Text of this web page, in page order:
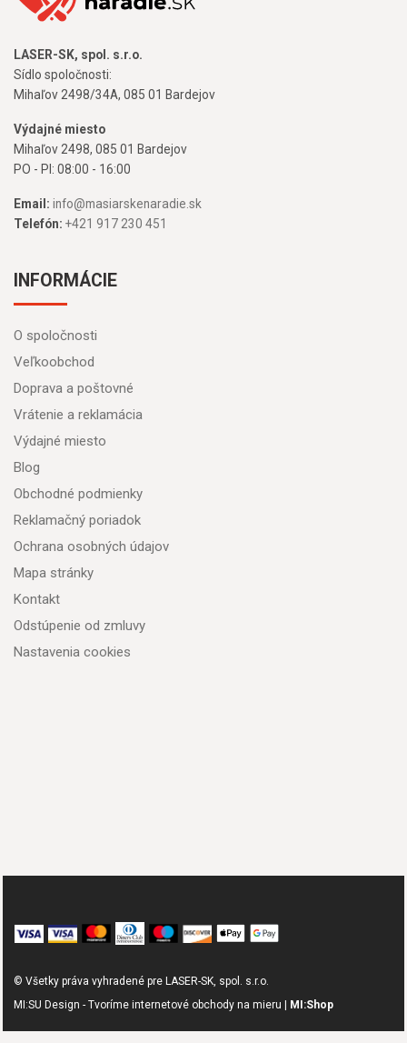
LASER-SK, spol. s.r.o.
Sídlo spoločnosti:
Mihaľov 2498/34A, 085 01 Bardejov
Výdajné miesto
Mihaľov 2498, 085 01 Bardejov
PO - PI: 08:00 - 16:00
Email: info@masiarskenaradie.sk
Telefón: +421 917 230 451
INFORMÁCIE
O spoločnosti
Veľkoobchod
Doprava a poštovné
Vrátenie a reklamácia
Výdajné miesto
Blog
Obchodné podmienky
Reklamačný poriadok
Ochrana osobných údajov
Mapa stránky
Kontakt
Odstúpenie od zmluvy
Nastavenia cookies
© Všetky práva vyhradené pre LASER-SK, spol. s.r.o.
MI:SU Design - Tvoríme internetové obchody na mieru |
MI:Shop